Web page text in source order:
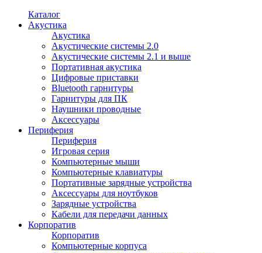
Каталог
Акустика
Акустика
Акустические системы 2.0
Акустические системы 2.1 и выше
Портативная акустика
Цифровые приставки
Bluetooth гарнитуры
Гарнитуры для ПК
Наушники проводные
Аксессуары
Периферия
Периферия
Игровая серия
Компьютерные мыши
Компьютерные клавиатуры
Портативные зарядные устройства
Аксессуары для ноутбуков
Зарядные устройства
Кабели для передачи данных
Корпоратив
Корпоратив
Компьютерные корпуса